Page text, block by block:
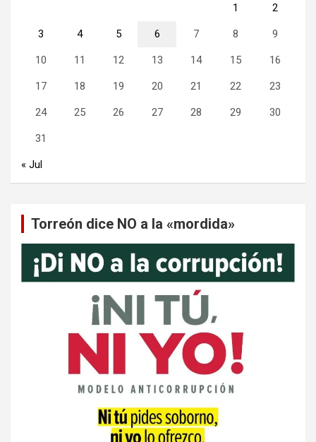
1 2
3 4 5 6 7 8 9
10 11 12 13 14 15 16
17 18 19 20 21 22 23
24 25 26 27 28 29 30
31
« Jul
Torreón dice NO a la «mordida»